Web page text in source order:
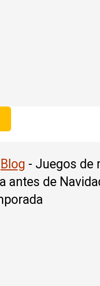
Blog - Juegos de
antes de